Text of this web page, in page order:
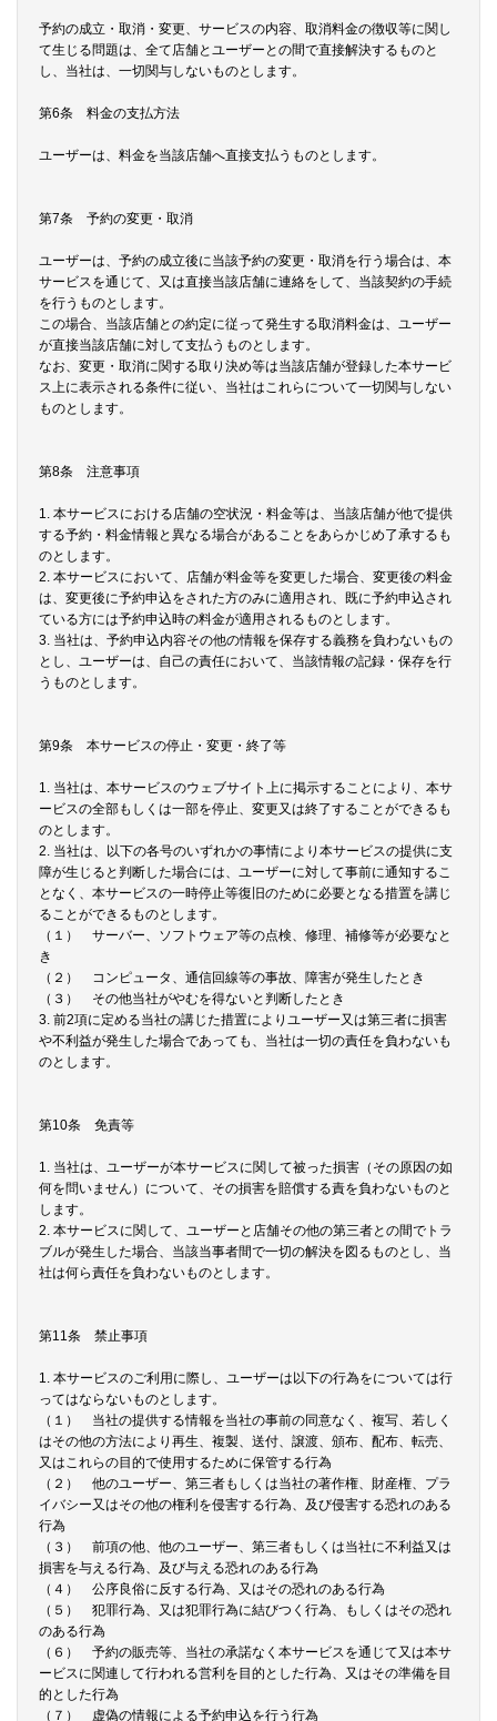
予約の成立・取消・変更、サービスの内容、取消料金の徴収等に関し
て生じる問題は、全て店舗とユーザーとの間で直接解決するものと
し、当社は、一切関与しないものとします。
第6条 料金の支払方法
ユーザーは、料金を当該店舗へ直接支払うものとします。
第7条 予約の変更・取消
ユーザーは、予約の成立後に当該予約の変更・取消を行う場合は、本
サービスを通じて、又は直接当該店舗に連絡をして、当該契約の手続
を行うものとします。
この場合、当該店舗との約定に従って発生する取消料金は、ユーザー
が直接当該店舗に対して支払うものとします。
なお、変更・取消に関する取り決め等は当該店舗が登録した本サービ
ス上に表示される条件に従い、当社はこれらについて一切関与しない
ものとします。
第8条 注意事項
1. 本サービスにおける店舗の空状況・料金等は、当該店舗が他で提供
する予約・料金情報と異なる場合があることをあらかじめ了承するも
のとします。
2. 本サービスにおいて、店舗が料金等を変更した場合、変更後の料金
は、変更後に予約申込をされた方のみに適用され、既に予約申込され
ている方には予約申込時の料金が適用されるものとします。
3. 当社は、予約申込内容その他の情報を保存する義務を負わないもの
とし、ユーザーは、自己の責任において、当該情報の記録・保存を行
うものとします。
第9条 本サービスの停止・変更・終了等
1. 当社は、本サービスのウェブサイト上に掲示することにより、本サ
ービスの全部もしくは一部を停止、変更又は終了することができるも
のとします。
2. 当社は、以下の各号のいずれかの事情により本サービスの提供に支
障が生じると判断した場合には、ユーザーに対して事前に通知するこ
となく、本サービスの一時停止等復旧のために必要となる措置を講じ
ることができるものとします。
（１） サーバー、ソフトウェア等の点検、修理、補修等が必要なと
き
（２） コンピュータ、通信回線等の事故、障害が発生したとき
（３） その他当社がやむを得ないと判断したとき
3. 前2項に定める当社の講じた措置によりユーザー又は第三者に損害
や不利益が発生した場合であっても、当社は一切の責任を負わないも
のとします。
第10条 免責等
1. 当社は、ユーザーが本サービスに関して被った損害（その原因の如
何を問いません）について、その損害を賠償する責を負わないものと
します。
2. 本サービスに関して、ユーザーと店舗その他の第三者との間でトラ
ブルが発生した場合、当該当事者間で一切の解決を図るものとし、当
社は何ら責任を負わないものとします。
第11条 禁止事項
1. 本サービスのご利用に際し、ユーザーは以下の行為をについては行
ってはならないものとします。
（１） 当社の提供する情報を当社の事前の同意なく、複写、若しく
はその他の方法により再生、複製、送付、譲渡、頒布、配布、転売、
又はこれらの目的で使用するために保管する行為
（２） 他のユーザー、第三者もしくは当社の著作権、財産権、プラ
イバシー又はその他の権利を侵害する行為、及び侵害する恐れのある
行為
（３） 前項の他、他のユーザー、第三者もしくは当社に不利益又は
損害を与える行為、及び与える恐れのある行為
（４） 公序良俗に反する行為、又はその恐れのある行為
（５） 犯罪行為、又は犯罪行為に結びつく行為、もしくはその恐れ
のある行為
（６） 予約の販売等、当社の承諾なく本サービスを通じて又は本サ
ービスに関連して行われる営利を目的とした行為、又はその準備を目
的とした行為
（７） 虚偽の情報による予約申込を行う行為